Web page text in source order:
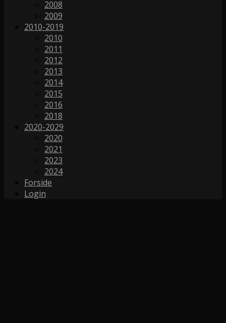
2008
2009
2010-2019
2010
2011
2012
2013
2014
2015
2016
2018
2020-2029
2020
2021
2023
2024
Forside
Login